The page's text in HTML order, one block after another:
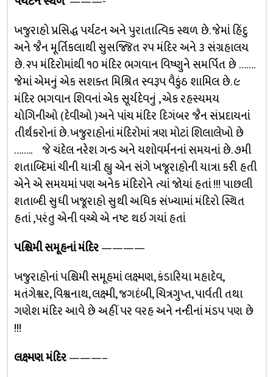
ખજુરાહો પ્રસિદ્ધ પર્યટન અને પુરાતાત્વિક સ્થળ છે. જેમાં હિંદુ
અને જૈન મૂર્તિકલાથી સુસજ્જિત ૨૫ મંદિર અને ૩ સંગ્રહાલય
છે. ૨૫ મંદિરોમાંથી ૧૦ મંદિર ભગવાન વિષ્ણુને સમર્પિત છે …….
જેમાં એમનું એક સશક્ત મિશ્રિત સ્વરૂપ વૈકુંઠ શામિલ છે. ૯
મંદિર ભગવાન શિવનાં એક સૂર્યદેવનું , એક રહસ્યમય
યોગિનીઓ (દેવીઓ )અને પાંચ મંદિર દિગંબર જૈન સંપ્રદાયનાં
તીર્થંકરોનાં છે. ખજુરાહોનાં મંદિરોમાં ત્રણ મોટાં શિલાલેખો છે
…….. જે ચંદેલ નરેશ ગન્ડ અને યશોવર્મનનાં સમયનાં છે. ૭મી
શતાબ્દિમાં ચીની યાત્રી હ્યુ એન સંગે ખજૂરાહોની યાત્રા કરી હતી
એને એ સમયમાં પણ અનેક મંદિરોને ત્યાં જોયાં હતાં !!! પાછલી
શતાબ્દી સુધી ખજૂરાહો સુથી અધિક સંખ્યામાં મંદિરો સ્થિત
હતાં ,પરંતુ એની વચ્ચે એ નષ્ટ થઇ ગયાં હતાં
પશ્ચિમી સમૂહનાં મંદિર————
ખજુરાહોનાં પશ્ચિમી સમૂહમાં લક્ષ્મણ, કંડારિયા મહાદેવ,
મતંગેશ્વર, વિશ્વનાથ, લક્ષ્મી, જગદંબી, ચિત્રગુપ્ત, પાર્વતી તથા
ગણેશ મંદિર આવે છે અહીં પર વરહ અને નન્દીનાં મંડપ પણ છે
!!!
લક્ષ્મણ મંદિર———–